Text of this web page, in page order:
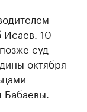
10
суд
октября